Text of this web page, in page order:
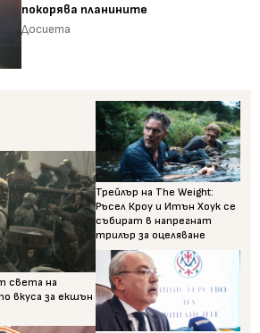
покорява планините
Досиета
света на
вкуса за екшън
Трейлър на The Weight:
Ръсел Кроу и Итън Хоук се
събират в напрегнат
трилър за оцеляване